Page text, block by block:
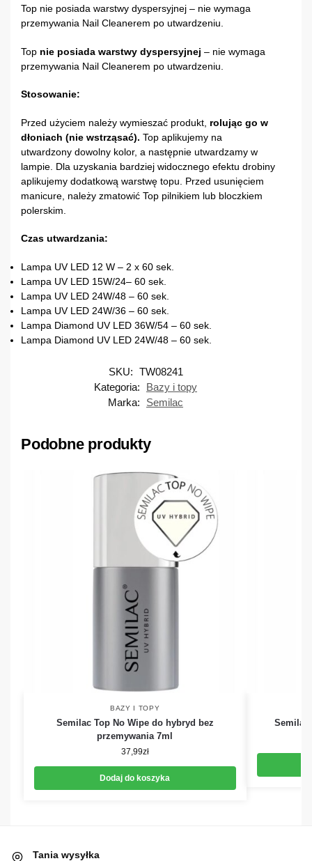
Top nie posiada warstwy dyspersyjnej – nie wymaga
przemywania Nail Cleanerem po utwardzeniu.
Top nie posiada warstwy dyspersyjnej – nie wymaga
przemywania Nail Cleanerem po utwardzeniu.
Stosowanie:
Przed użyciem należy wymieszać produkt, rolując go w
dłoniach (nie wstrząsać). Top aplikujemy na
utwardzony dowolny kolor, a następnie utwardzamy w
lampie. Dla uzyskania bardziej widocznego efektu drobiny
aplikujemy dodatkową warstwę topu. Przed usunięciem
manicure, należy zmatowić Top pilnikiem lub bloczkiem
polerskim.
Czas utwardzania:
Lampa UV LED 12 W – 2 x 60 sek.
Lampa UV LED 15W/24– 60 sek.
Lampa UV LED 24W/48 – 60 sek.
Lampa UV LED 24W/36 – 60 sek.
Lampa Diamond UV LED 36W/54 – 60 sek.
Lampa Diamond UV LED 24W/48 – 60 sek.
SKU: TW08241
Kategoria:
Bazy i topy
Marka:
Semilac
Podobne produkty
BAZY I TOPY
Semilac Top No Wipe do hybryd bez
przemywania 7ml
37,99zł
Dodaj do koszyka
Semilac
Tania wysyłka